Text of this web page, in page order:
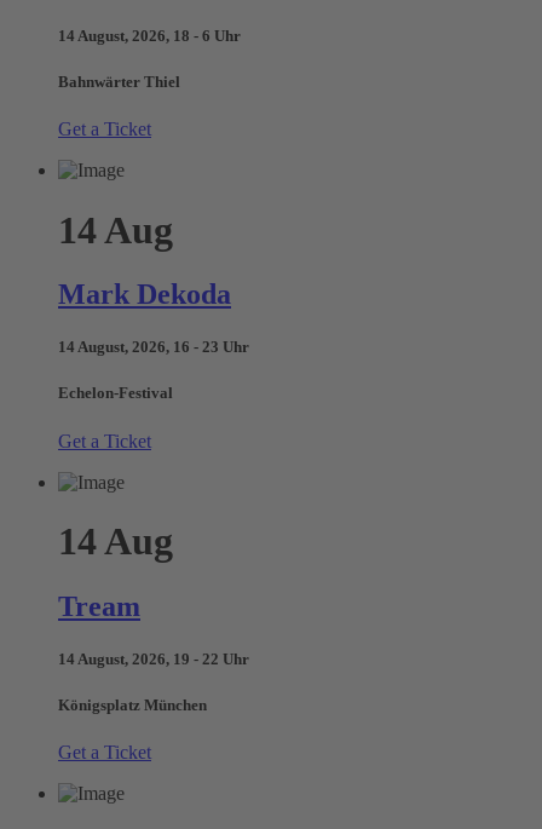
14 August, 2026, 18 - 6 Uhr
Bahnwärter Thiel
Get a Ticket
14Aug
Mark Dekoda
14 August, 2026, 16 - 23 Uhr
Echelon-Festival
Get a Ticket
14Aug
Tream
14 August, 2026, 19 - 22 Uhr
Königsplatz München
Get a Ticket